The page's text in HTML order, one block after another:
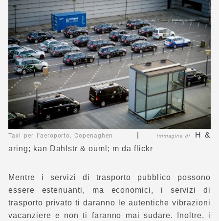
Taxi per l'aeroporto, Copenaghen | Immagine di
H &
aring; kan Dahlstr & ouml; m da flickr
Mentre i servizi di trasporto pubblico possono
essere estenuanti, ma economici, i servizi di
trasporto privato ti daranno le autentiche vibrazioni
vacanziere e non ti faranno mai sudare. Inoltre, i